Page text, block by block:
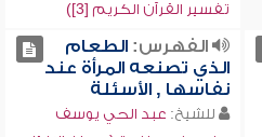
تفسير القرآن الكريم [3])
الفهرس:الطعام
الذي تصنعه المرأة عند
نفاسها , الأسئلة
للشيخ: عبد الحي يوسف